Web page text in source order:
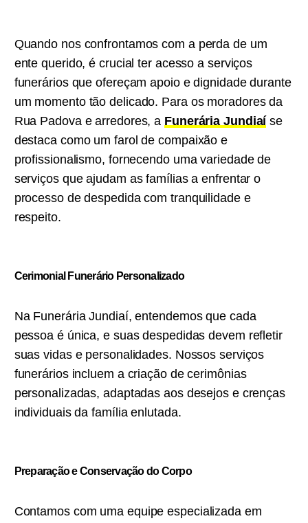
Quando nos confrontamos com a perda de um
ente querido, é crucial ter acesso a serviços
funerários que ofereçam apoio e dignidade durante
um momento tão delicado. Para os moradores da
Rua Padova e arredores, a Funerária Jundiaí se
destaca como um farol de compaixão e
profissionalismo, fornecendo uma variedade de
serviços que ajudam as famílias a enfrentar o
processo de despedida com tranquilidade e
respeito.
Cerimonial Funerário Personalizado
Na Funerária Jundiaí, entendemos que cada
pessoa é única, e suas despedidas devem refletir
suas vidas e personalidades. Nossos serviços
funerários incluem a criação de cerimônias
personalizadas, adaptadas aos desejos e crenças
individuais da família enlutada.
Preparação e Conservação do Corpo
Contamos com uma equipe especializada em